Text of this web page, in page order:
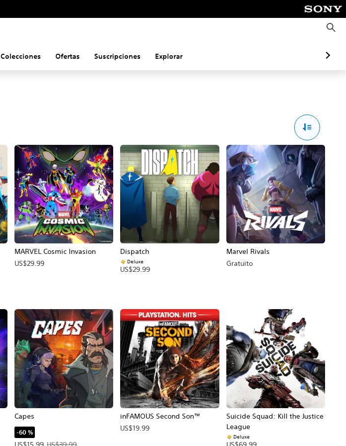
B
u
a
r
Colecciones Ofertas Suscripciones Explorar
MARVEL Cosmic Invasion
US$29.99
Dispatch
Deluxe
US$29.99
Marvel Rivals
Gratuito
Capes
-60 %
Precio de la oferta: US$15.99. Precio original: US$39.99.
inFAMOUS Second Son™
US$19.99
Suicide Squad: Kill the Justice
League
Deluxe